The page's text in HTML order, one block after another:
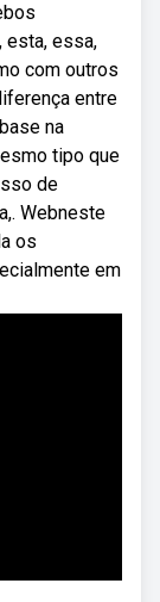
essa,
com outros
entre
na
tipo que
de
Webneste
os
em